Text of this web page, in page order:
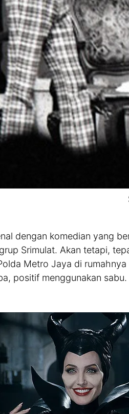
dengan komedian yang
Srimulat. Akan tetapi,
Metro Jaya di
positif menggunakan sabu.